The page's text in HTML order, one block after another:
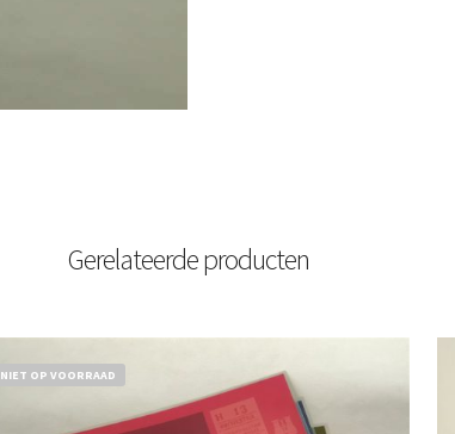
Gerelateerde producten
NIET OP VOORRAAD